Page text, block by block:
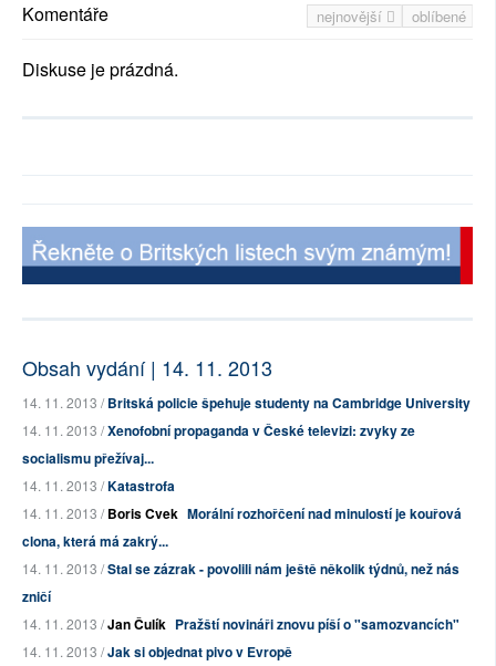
nejnovější oblíbené
Komentáře
Diskuse je prázdná.
Obsah vydání | 14. 11. 2013
14. 11. 2013 /Britská policie špehuje studenty na Cambridge University
14. 11. 2013 /Xenofobní propaganda v České televizi: zvyky ze
socialismu přežívaj...
14. 11. 2013 /Katastrofa
14. 11. 2013 /Boris Cvek Morální rozhořčení nad minulostí je kouřová
clona, která má zakrý...
14. 11. 2013 /Stal se zázrak - povolili nám ještě několik týdnů, než nás
zničí
14. 11. 2013 /Jan Čulík Pražští novináři znovu píší o "samozvancích"
14. 11. 2013 /Jak si objednat pivo v Evropě